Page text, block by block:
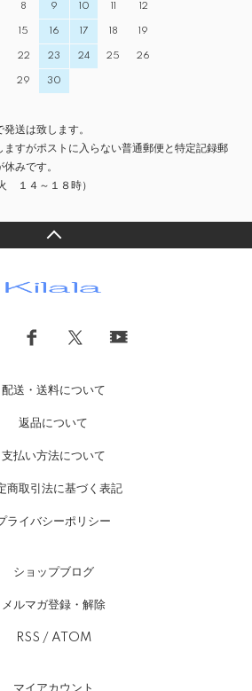
8 9 10 11 12
15 16 17 18 19
22 23 24 25 26
29 30
送は致します。
すがポストに入らない普通郵便と特定記録郵
みです。
４～１８時）
配送・送料について
返品について
支払い方法について
商取引法に基づく表記
ライバシーポリシー
ショップブログ
メルマガ登録・解除
RSS / ATOM
マイアカウント